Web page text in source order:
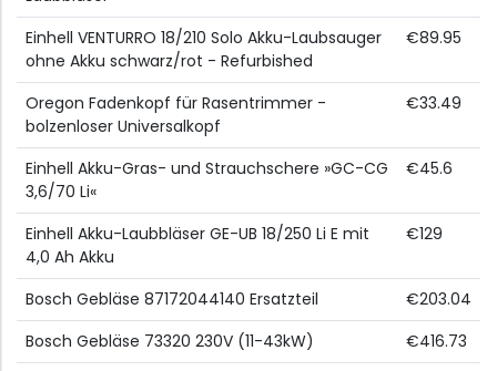
Einhell VENTURRO 18/210 Solo Akku-Laubsauger
ohne Akku schwarz/rot - Refurbished
€89.95
Oregon Fadenkopf für Rasentrimmer -
bolzenloser Universalkopf
€33.49
Einhell Akku-Gras- und Strauchschere »GC-CG
3,6/70 Li«
€45.6
Einhell Akku-Laubbläser GE-UB 18/250 Li E mit
4,0 Ah Akku
€129
Bosch Gebläse 87172044140 Ersatzteil
€203.04
Bosch Gebläse 73320 230V (11-43kW)
€416.73